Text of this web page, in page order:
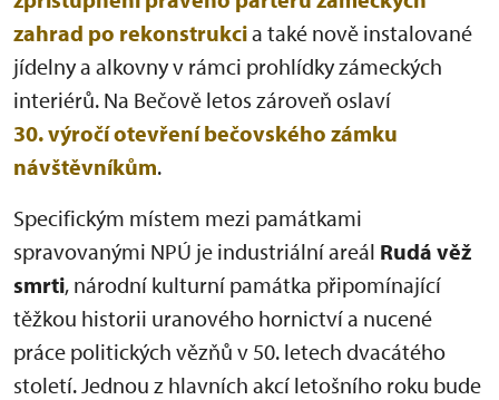
zahrad po rekonstrukcia také nově instalované
jídelny a alkovny v rámci prohlídky zámeckých
interiérů. Na Bečově letos zároveň oslaví
30. výročí otevření bečovského zámku
návštěvníkům.
Specifickým místem mezi památkami
spravovanými NPÚ je industriální areál Rudá věž
smrti, národní kulturní památka připomínající
těžkou historii uranového hornictví a nucené
práce politických vězňů v 50. letech dvacátého
století. Jednou z hlavních akcí letošního roku bude